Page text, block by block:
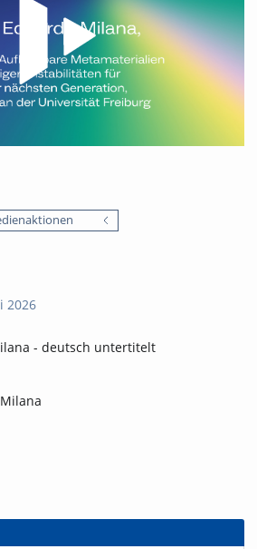
2026
- deutsch untertitelt